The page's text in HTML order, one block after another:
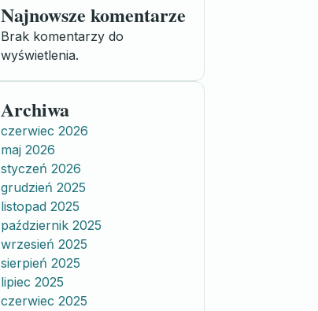
Najnowsze komentarze
Brak komentarzy do
wyświetlenia.
Archiwa
czerwiec 2026
maj 2026
styczeń 2026
grudzień 2025
listopad 2025
październik 2025
wrzesień 2025
sierpień 2025
lipiec 2025
czerwiec 2025